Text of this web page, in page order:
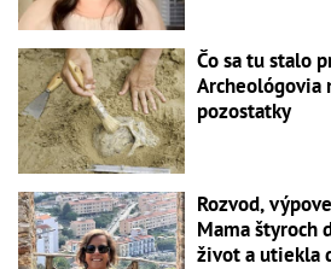
Čo sa tu stalo
Archeológovia
pozostatky
Rozvod,
Mama štyroch
život a utiekla